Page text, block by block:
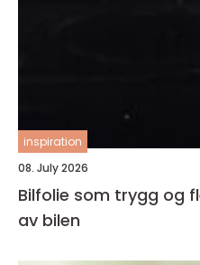
inspiration
08. July 2026
Bilfolie som trygg og
av bilen